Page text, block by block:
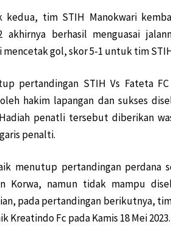
Sorong Dibawa Kabur, Hukum Berat
Papua Raih 4 Medali Emas Cabor
HAM di Papua, Diplomat Minta Vanuatu
PON XX Papua Momentum Perekat
Tanggapan Atas Laporan PBB Soal Aktivis
Periksa Dugaan Penyelewengan Dana
Haris, Filep Harap Fakta Terungkap ke Publik
Guru dan Warga dari Kiwirok ke Jayapura
Dilepas Dari Sorong Ke Lima Wilayah Adat Di
Minta Tindak Tegas Pelaku Penyerangan di
kedua, tim STIH Manokwari
akhirnya berhasil menguasai
mencetak gol, skor 5-1 untuk tim
pertandingan STIH Vs Fateta
hakim lapangan dan sukses
penatli tersebut diberikan
penalti.
menutup pertandingan perdana
Korwa, namun tidak mampu
pada pertandingan berikutnya,
Kreatindo Fc pada Kamis 18 Mei